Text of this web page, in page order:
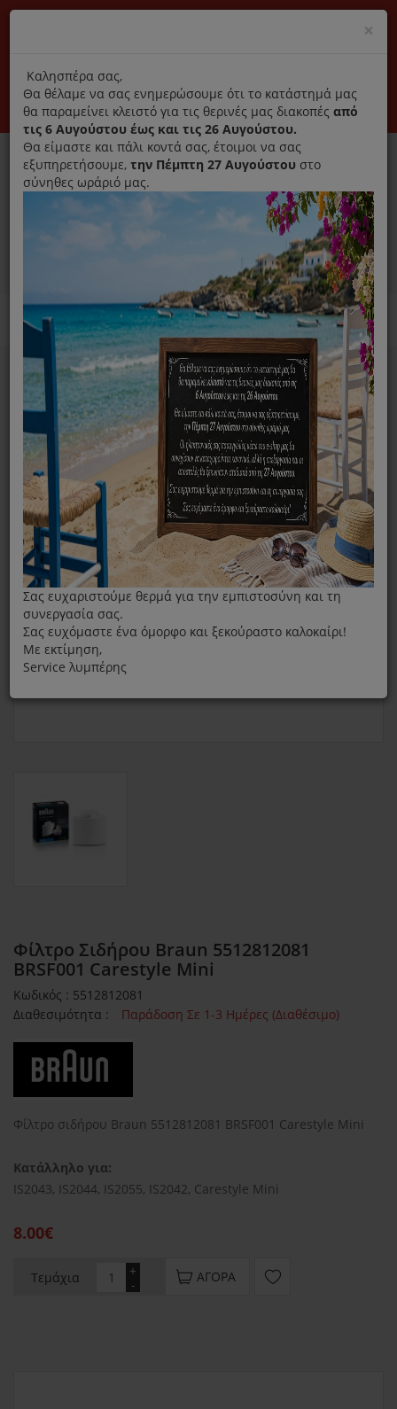
Αποκλειστικά γνήσια ανταλλακτικά
Σύνδεση Εγγραφή Εταιρεία Επικοινωνία
0
Ανταλλακτικά ηλεκτρικών συσκευών MENU
Home Σίδερο
Φίλτρο Νερού
Φίλτρο Σιδήρου Braun 5512812081 BRSF001 Carestyle Mini
Φίλτρο Σιδήρου Braun 5512812081
BRSF001 Carestyle Mini
Κωδικός : 5512812081
Διαθεσιμότητα :
Παράδοση Σε 1-3 Ημέρες (Διαθέσιμο)
Φίλτρο σιδήρου Braun 5512812081 BRSF001 Carestyle Mini
Κατάλληλο για:
IS2043, IS2044, IS2055, IS2042, Carestyle Mini
8.00€
Τεμάχια -
+ ΑΓΟΡΆ
×
title
Καλησπέρα σας,
Θα θέλαμε να σας ενημερώσουμε ότι το κατάστημά μας
θα παραμείνει κλειστό για τις θερινές μας διακοπές από
τις 6 Αυγούστου έως και τις 26 Αυγούστου.
Θα είμαστε και πάλι κοντά σας, έτοιμοι να σας
εξυπηρετήσουμε, την Πέμπτη 27 Αυγούστου στο
σύνηθες ωράριό μας.
Σας ευχαριστούμε θερμά για την εμπιστοσύνη και τη
συνεργασία σας.
Σας ευχόμαστε ένα όμορφο και ξεκούραστο καλοκαίρι!
Με εκτίμηση,
Service λυμπέρης